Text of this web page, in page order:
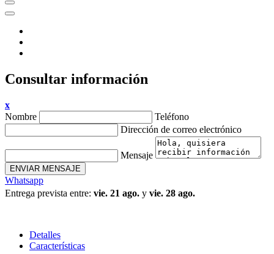
Consultar información
x
Nombre
Teléfono
Dirección de correo electrónico
Mensaje
ENVIAR MENSAJE
Whatsapp
Entrega prevista entre: vie. 21 ago. y vie. 28 ago.
Detalles
Características